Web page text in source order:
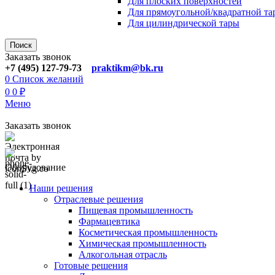
Для прямоугoльной/квадратной
Для цилиндрической тaры
Поиск
Заказать звонок
+7 (495) 127-79-73
praktikm@bk.ru
0 Список желаний
0 0 ₽
Меню
Заказать звонок
Оборудование
Наши решения
Отраслевые решения
Пищевая промышленность
Фармацевтика
Косметическая промышленность
Химическая промышленность
Алкогольная отрасль
Готовые решения